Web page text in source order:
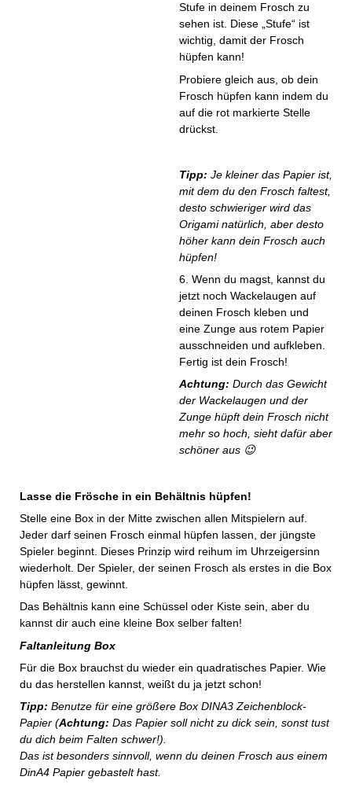
Stufe in deinem Frosch zu
sehen ist. Diese „Stufe“ ist
wichtig, damit der Frosch
hüpfen kann!
Probiere gleich aus, ob dein
Frosch hüpfen kann indem du
auf die rot markierte Stelle
drückst.
Tipp: Je kleiner das Papier ist,
mit dem du den Frosch faltest,
desto schwieriger wird das
Origami natürlich, aber desto
höher kann dein Frosch auch
hüpfen!
6. Wenn du magst, kannst du
jetzt noch Wackelaugen auf
deinen Frosch kleben und
eine Zunge aus rotem Papier
ausschneiden und aufkleben.
Fertig ist dein Frosch!
Achtung: Durch das Gewicht
der Wackelaugen und der
Zunge hüpft dein Frosch nicht
mehr so hoch, sieht dafür aber
schöner aus 😉
Lasse die Frösche in ein Behältnis hüpfen!
Stelle eine Box in der Mitte zwischen allen Mitspielern auf.
Jeder darf seinen Frosch einmal hüpfen lassen, der jüngste
Spieler beginnt. Dieses Prinzip wird reihum im Uhrzeigersinn
wiederholt. Der Spieler, der seinen Frosch als erstes in die Box
hüpfen lässt, gewinnt.
Das Behältnis kann eine Schüssel oder Kiste sein, aber du
kannst dir auch eine kleine Box selber falten!
Faltanleitung Box
Für die Box brauchst du wieder ein quadratisches Papier. Wie
du das herstellen kannst, weißt du ja jetzt schon!
Tipp: Benutze für eine größere Box DINA3 Zeichenblock-
Papier (Achtung: Das Papier soll nicht zu dick sein, sonst tust
du dich beim Falten schwer!).
Das ist besonders sinnvoll, wenn du deinen Frosch aus einem
DinA4 Papier gebastelt hast.